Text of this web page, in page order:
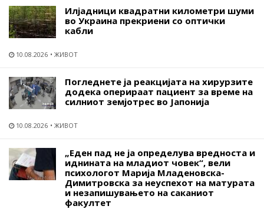
Илјадници квадратни километри шуми
во Украина прекриени со оптички
кабли
10.08.2026 ЖИВОТ
Погледнете ја реакцијата на хирурзите
додека оперираат пациент за време на
силниот земјотрес во Јапонија
10.08.2026 ЖИВОТ
„Еден пад не ја определува вредноста и
иднината на младиот човек“, вели
психологот Марија Младеновска-
Димитровска за неуспехот на матурата
и незапишувањето на саканиот
факултет